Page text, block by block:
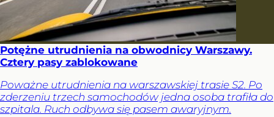
Potężne utrudnienia na obwodnicy Warszawy.
Cztery pasy zablokowane
Poważne utrudnienia na warszawskiej trasie S2. Po
zderzeniu trzech samochodów jedna osoba trafiła do
szpitala. Ruch odbywa się pasem awaryjnym.